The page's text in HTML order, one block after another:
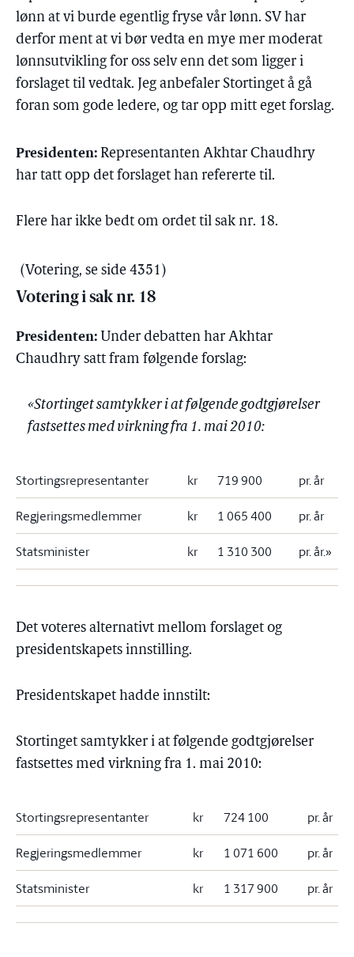
lønn at vi burde egentlig fryse vår lønn. SV har
derfor ment at vi bør vedta en mye mer moderat
lønnsutvikling for oss selv enn det som ligger i
forslaget til vedtak. Jeg anbefaler Stortinget å gå
foran som gode ledere, og tar opp mitt eget forslag.
Presidenten: Representanten Akhtar Chaudhry
har tatt opp det forslaget han refererte til.
Flere har ikke bedt om ordet til sak nr. 18.
(Votering, se side 4351)
Votering i sak nr. 18
Presidenten: Under debatten har Akhtar
Chaudhry satt fram følgende forslag:
«Stortinget samtykker i at følgende godtgjørelser
fastsettes med virkning fra 1. mai 2010:
Stortingsrepresentanter kr 719 900 pr. år
Regjeringsmedlemmer kr 1 065 400 pr. år
Statsminister kr 1 310 300 pr. år.»
Det voteres alternativt mellom forslaget og
presidentskapets innstilling.
Presidentskapet hadde innstilt:
Stortinget samtykker i at følgende godtgjørelser
fastsettes med virkning fra 1. mai 2010:
Stortingsrepresentanter kr 724 100 pr. år
Regjeringsmedlemmer kr 1 071 600 pr. år
Statsminister kr 1 317 900 pr. år